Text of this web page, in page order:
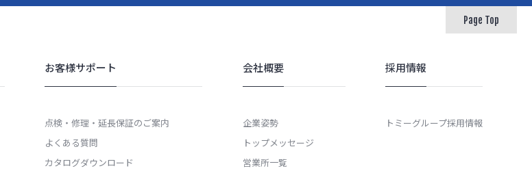
お客様サポート
点検・修理・延長保証のご案内
よくある質問
カタログダウンロード
会社概要
企業姿勢
トップメッセージ
営業所一覧
採用情報
トミーグループ採用情報
Page Top